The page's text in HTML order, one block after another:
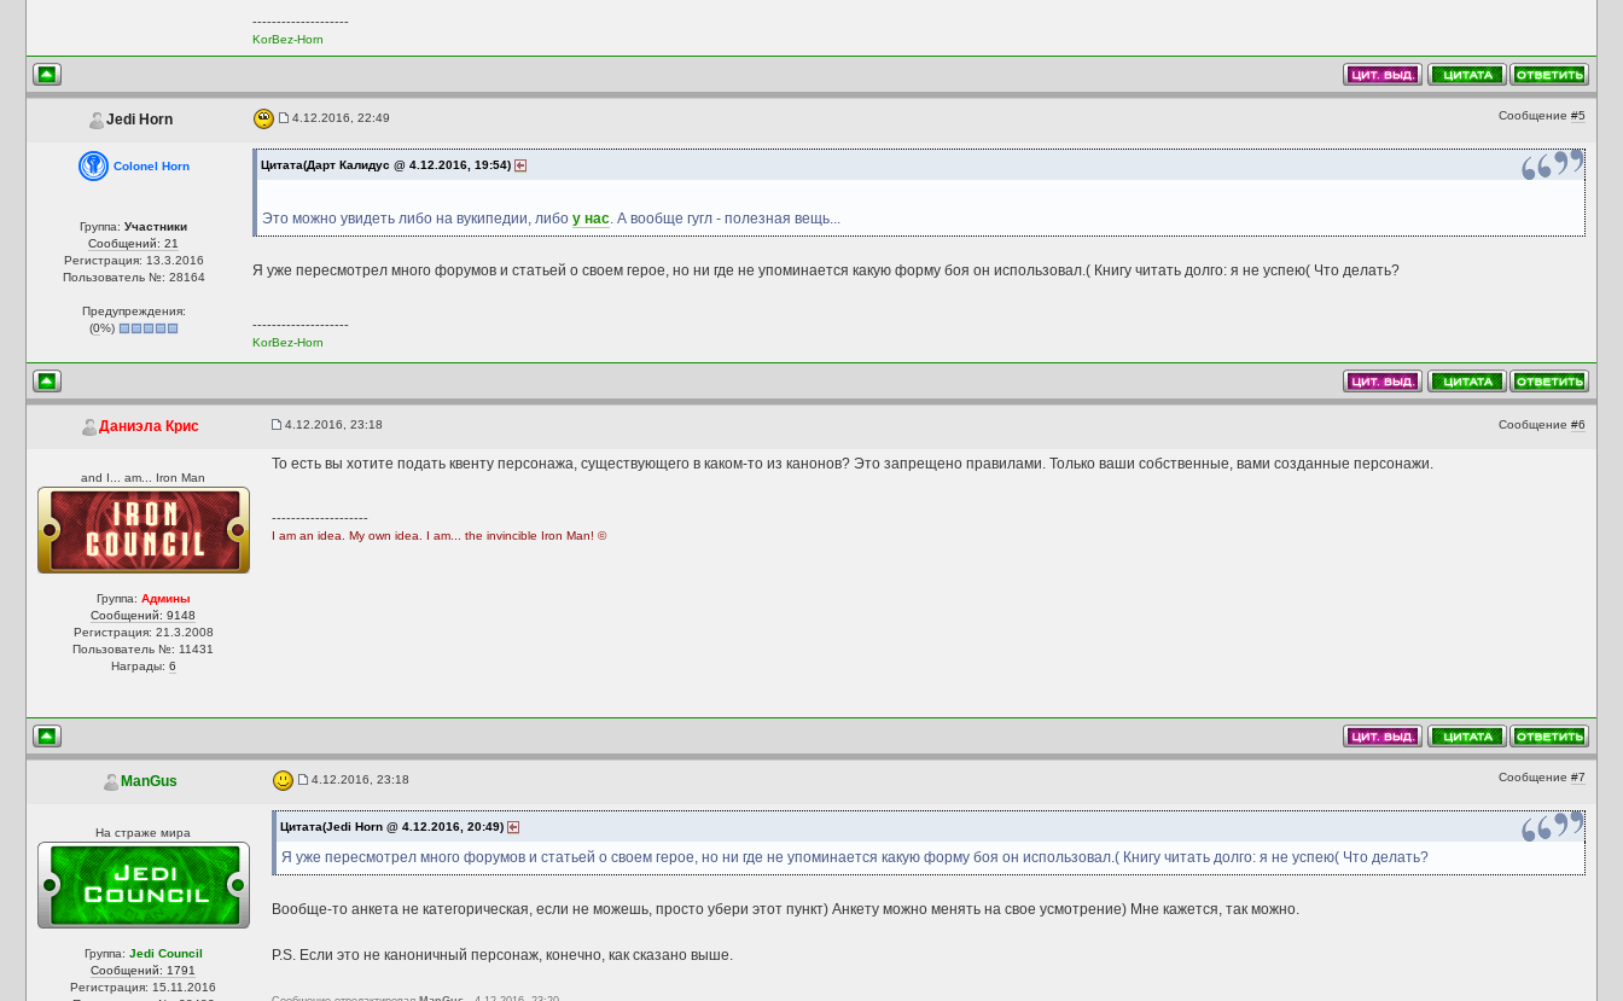
--------------------
KorBez-Horn
Jedi Horn 4.12.2016, 22:49 Сообщение #5
Colonel Horn
Группа:Участники
Сообщений: 21
Регистрация: 13.3.2016
Пользователь №: 28164
Предупреждения:
(0%)
Цитата(Дарт Калидус @ 4.12.2016, 19:54)
Это можно увидеть либо на вукипедии, либо у нас. А вообще гугл - полезная вещь...
Я уже пересмотрел много форумов и статьей о своем герое, но ни где не упоминается какую форму боя он использовал.( Книгу читать долго: я не успею( Что делать?
--------------------
KorBez-Horn
Даниэла Крис 4.12.2016, 23:18 Сообщение #6
and I... am... Iron Man
Группа: Админы
Сообщений: 9148
Регистрация: 21.3.2008
Пользователь №: 11431
Награды: 6
То есть вы хотите подать квенту персонажа, существующего в каком-то из канонов? Это запрещено правилами. Только ваши собственные, вами созданные персонажи.
--------------------
I am an idea. My own idea. I am... the invincible Iron Man! ©
ManGus 4.12.2016, 23:18 Сообщение #7
На страже мира
Группа: Jedi Council
Сообщений: 1791
Регистрация: 15.11.2016
Цитата(Jedi Horn @ 4.12.2016, 20:49)
Я уже пересмотрел много форумов и статьей о своем герое, но ни где не упоминается какую форму боя он использовал.( Книгу читать долго: я не успею( Что делать?
Вообще-то анкета не категорическая, если не можешь, просто убери этот пункт) Анкету можно менять на свое усмотрение) Мне кажется, так можно.
P.S. Если это не каноничный персонаж, конечно, как сказано выше.